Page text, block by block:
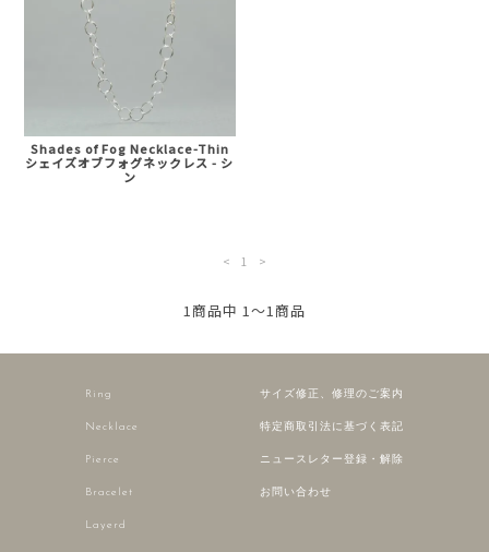
Shades of Fog Necklace-Thin
シェイズオブフォグネックレス - シ
ン
< 1 >
1商品中 1～1商品
Ring
Necklace
Pierce
Bracelet
Layerd
サイズ修正、修理のご案内
特定商取引法に基づく表記
ニュースレター登録・解除
お問い合わせ